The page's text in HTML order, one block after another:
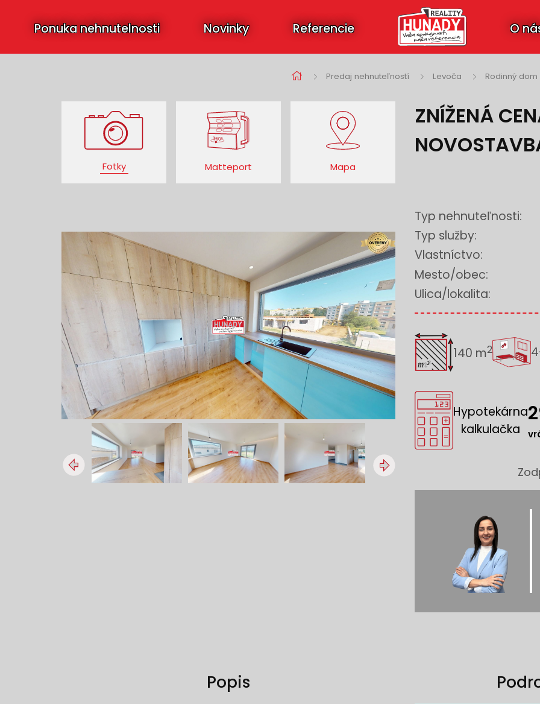
Ponuka nehnutelnosti Novinky Referencie O
Predaj nehnuteľností Levoča Rodinný dom
Fotky Matteport Mapa
ZNÍŽENÁ
Typ nehnuteľnosti:
Typ služby:
Vlastníctvo:
Mesto/obec:
Ulica/lokalita:
140 m2
Hypotekárna
kalkulačka
Popis